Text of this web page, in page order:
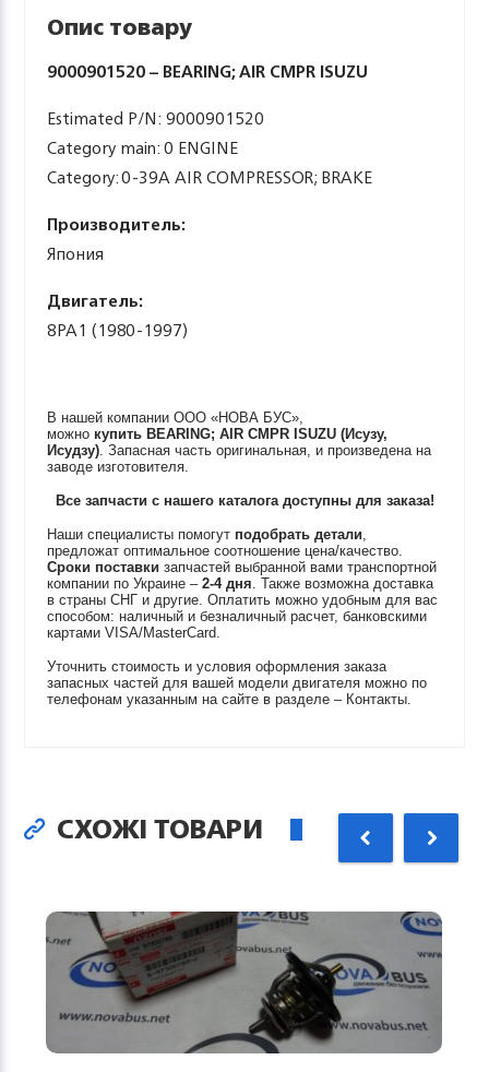
Опис товару
9000901520 – BEARING; AIR CMPR ISUZU
Estimated P/N: 9000901520
Category main: 0 ENGINE
Category: 0-39A AIR COMPRESSOR; BRAKE
Производитель:
Япония
Двигатель:
8PA1 (1980-1997)
В нашей компании ООО «НОВА БУС»,
можно купить BEARING; AIR CMPR ISUZU (Исузу,
Исудзу). Запасная часть оригинальная, и произведена на
заводе изготовителя.
Все запчасти с нашего каталога доступны для заказа!
Наши специалисты помогут подобрать детали,
предложат оптимальное соотношение цена/качество.
Сроки поставки запчастей выбранной вами транспортной
компании по Украине –2-4 дня. Также возможна доставка
в страны СНГ и другие. Оплатить можно удобным для вас
способом: наличный и безналичный расчет, банковскими
картами VISA/MasterCard.
Уточнить стоимость и условия оформления заказа
запасных частей для вашей модели двигателя можно по
телефонам указанным на сайте в разделе – Контакты.
СХОЖІ ТОВАРИ